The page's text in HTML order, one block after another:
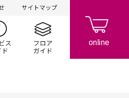
サイトマップ
ン一覧 サービスガイドフロアガイド